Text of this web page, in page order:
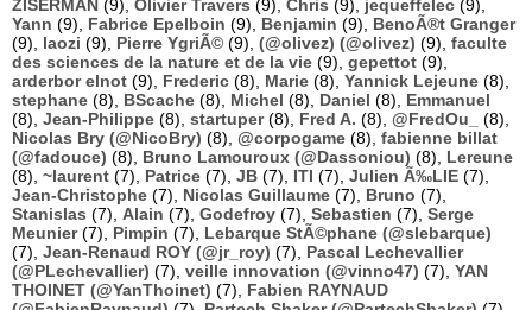
ZISERMAN (9), Olivier Travers (9), Chris (9), jequeffelec (9),
Yann (9), Fabrice Epelboin (9), Benjamin (9), BenoÃ®t Granger
(9), laozi (9), Pierre YgriÃ© (9), (@olivez) (@olivez) (9), faculte
des sciences de la nature et de la vie (9), gepettot (9),
arderbor elnot (9), Frederic (8), Marie (8), Yannick Lejeune (8),
stephane (8), BScache (8), Michel (8), Daniel (8), Emmanuel
(8), Jean-Philippe (8), startuper(8), Fred A. (8), @FredOu_
(8),
Nicolas Bry (@NicoBry) (8), @corpogame (8), fabienne billat
(@fadouce) (8), Bruno Lamouroux (@Dassoniou) (8), Lereune
(8), ~laurent (7), Patrice (7), JB (7), ITI (7), Julien Ã‰LIE (7),
Jean-Christophe (7), Nicolas Guillaume (7), Bruno (7),
Stanislas (7), Alain (7), Godefroy (7), Sebastien (7), Serge
Meunier(7), Pimpin (7), Lebarque StÃ©phane (@slebarque)
(7), Jean-Renaud ROY (@jr_roy) (7), Pascal Lechevallier
(@PLechevallier) (7), veille innovation (@vinno47) (7), YAN
THOINET (@YanThoinet) (7), Fabien RAYNAUD